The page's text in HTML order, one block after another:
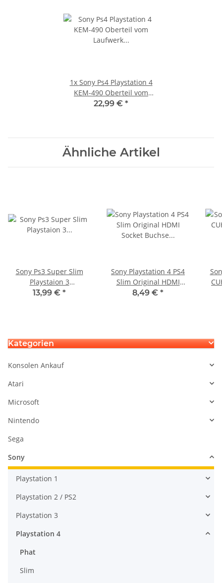
1x Sony Ps4 Playstation 4
KEM-490 Oberteil vom
Laufwerk CUH-1216B KLD-
22,99 € *
Ähnliche Artikel
Sony Ps3 Super Slim
Playstaion 3
Kühlkörperbleche CECH-
13,99 € *
Sony Playstation 4 PS4
Slim Original HDMI
Socket Buchse Ersatz
8,49 € *
Kategorien
Konsolen Ankauf
Atari
Microsoft
Nintendo
Sega
Sony
Playstation 1
Playstation 2 / PS2
Playstation 3
Playstation 4
Phat
Slim